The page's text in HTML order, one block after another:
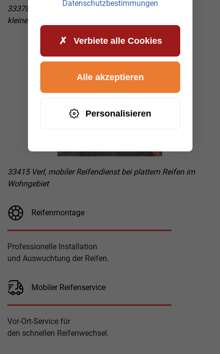
33378 Rheda-Wiedenbrück, mobiler Reifendienst und
kleinere Reparaturen nach Reifenplatzer
33415 Verl, mobiler Reifendienst bei plattem Reifen im
Wohngebiet
Reifenmontage
Professionelle Installation
und Auswuchtung der Reifen.
Mobiler Reifenservice
Vor-Ort-Service für
den schnellen Reifenwechsel.
Datenschutzbestimmungen
Verbiete alle Cookies
Personalisieren
Alle akzeptieren